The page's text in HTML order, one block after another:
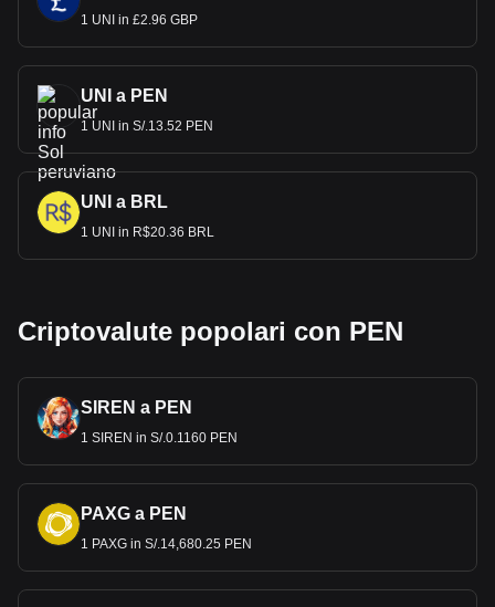
1 UNI in £2.96 GBP
UNI a PEN
1 UNI in S/.13.52 PEN
UNI a BRL
1 UNI in R$20.36 BRL
Criptovalute popolari con PEN
SIREN a PEN
1 SIREN in S/.0.1160 PEN
PAXG a PEN
1 PAXG in S/.14,680.25 PEN